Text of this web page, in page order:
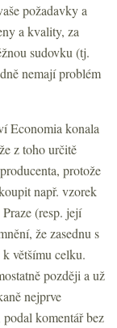
požadavky a
a kvality, za
sudovku (tj.
nemají problém
Economia konala
z toho určitě
protože
např. vzorek
(resp. její
že zasednu s
většímu celku.
později a už
nejprve
komentář bez